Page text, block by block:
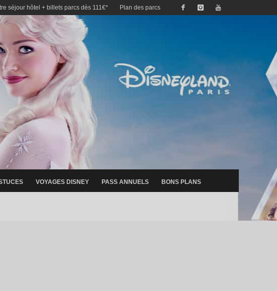
séjour hôtel + billets parcs dès 111€* Plan des parcs
VOYAGES DISNEY PASS ANNUELS BONS PLANS